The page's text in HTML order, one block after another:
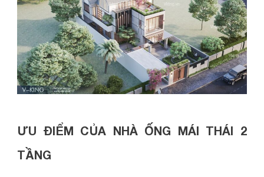
ƯU ĐIỂM CỦA NHÀ ỐNG MÁI THÁI 2
TẦNG